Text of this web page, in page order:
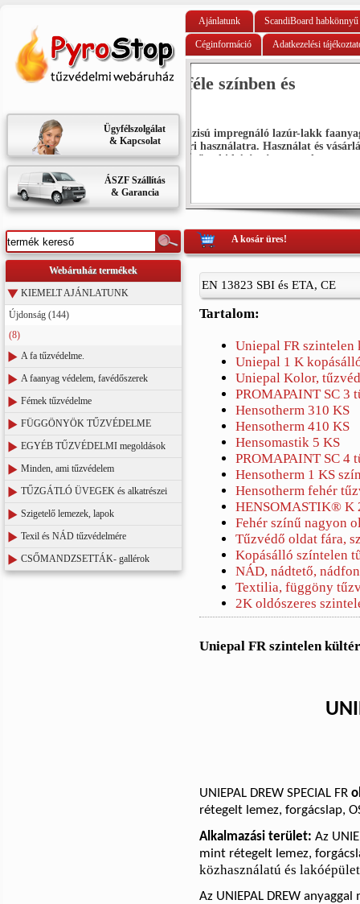
Ajánlatunk ScandiBoard
Céginformáció Adatkezelési
Ügyfélszolgálat
& Kapcsolat
ÁSZF Szállítás
& Garancia
Pyronatur,
Égéskésleltető hatású
Műszaki Értékelés: NMÉ-
A kosár üres!
Webáruház termékek
KIEMELT AJÁNLATUNK
Újdonság (144)
(8)
A fa tűzvédelme.
A faanyag védelem, favédőszerek
Fémek tűzvédelme
FÜGGÖNYÖK TŰZVÉDELME
EGYÉB TŰZVÉDELMI megoldások
Minden, ami tűzvédelem
TŰZGÁTLÓ ÜVEGEK és alkatrészei
Szigetelő lemezek, lapok
Texil és NÁD tűzvédelmére
CSŐMANDZSETTÁK- gallérok
EN 13823 SBI és ETA, CE
Tartalom:
Uniepal FR
Uniepal 1 K
Uniepal Kolor,
PROMAPAINT SC 3
Hensotherm 310 KS
Hensotherm 410 KS
Hensomastik 5 KS
PROMAPAINT SC 4
Hensotherm 1 KS
Hensotherm fehér
HENSOMASTIK® K
Fehér színű nagyon
Tűzvédő oldat fára,
Kopásálló színtelen
NÁD, nádtető,
Textilia, függöny
2K oldószeres
Uniepal FR szintelen
UNIEPAL DREW SPECIAL FR
rétegelt lemez, forgácslap,
Alkalmazási terület: Az
mint rétegelt lemez,
közhasználatú és
Az UNIEPAL DREW